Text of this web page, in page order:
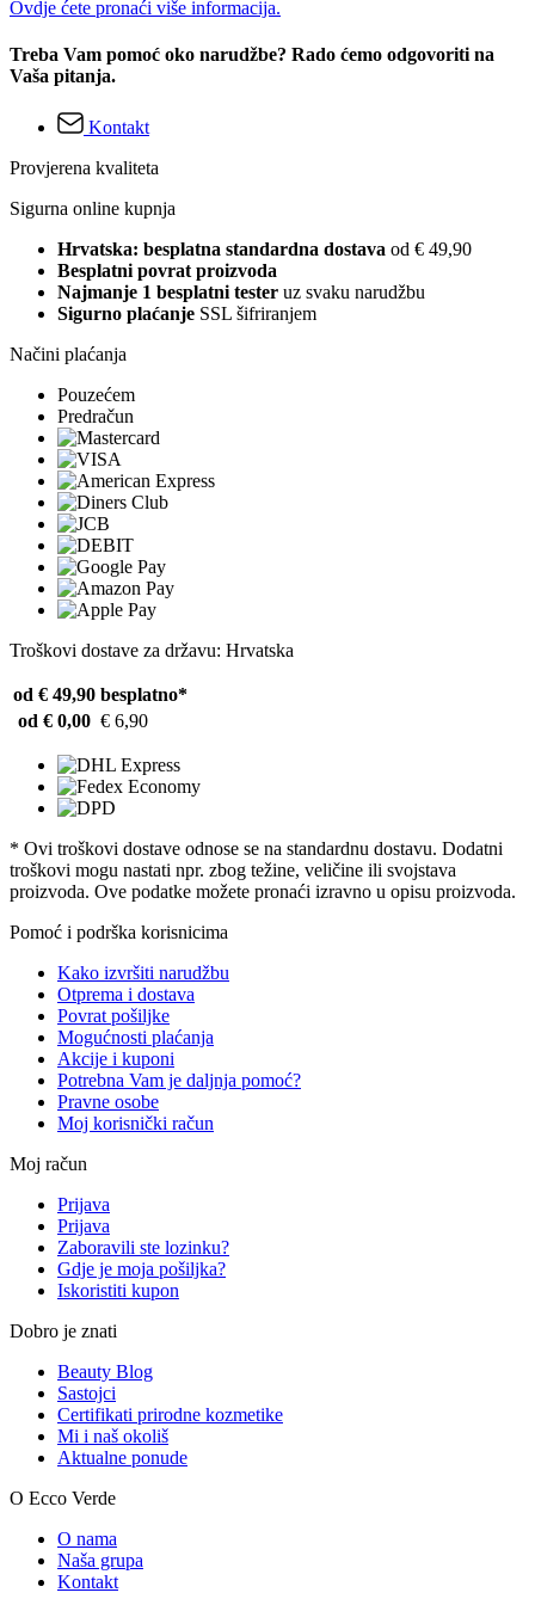
Ovdje ćete pronaći više informacija.
Treba Vam pomoć oko narudžbe? Rado ćemo odgovoriti na
Vaša pitanja.
Kontakt
Provjerena kvaliteta
Sigurna online kupnja
Hrvatska: besplatna standardna dostava od € 49,90
Besplatni povrat proizvoda
Najmanje 1 besplatni tester uz svaku narudžbu
Sigurno plaćanje SSL šifriranjem
Načini plaćanja
Pouzećem
Predračun
Troškovi dostave za državu: Hrvatska
od € 49,90 besplatno*
od € 0,00 € 6,90
* Ovi troškovi dostave odnose se na standardnu ​​dostavu. Dodatni
troškovi mogu nastati npr. zbog težine, veličine ili svojstava
proizvoda. Ove podatke možete pronaći izravno u opisu proizvoda.
Pomoć i podrška korisnicima
Kako izvršiti narudžbu
Otprema i dostava
Povrat pošiljke
Mogućnosti plaćanja
Akcije i kuponi
Potrebna Vam je daljnja pomoć?
Pravne osobe
Moj korisnički račun
Moj račun
Prijava
Prijava
Zaboravili ste lozinku?
Gdje je moja pošiljka?
Iskoristiti kupon
Dobro je znati
Beauty Blog
Sastojci
Certifikati prirodne kozmetike
Mi i naš okoliš
Aktualne ponude
O Ecco Verde
O nama
Naša grupa
Kontakt